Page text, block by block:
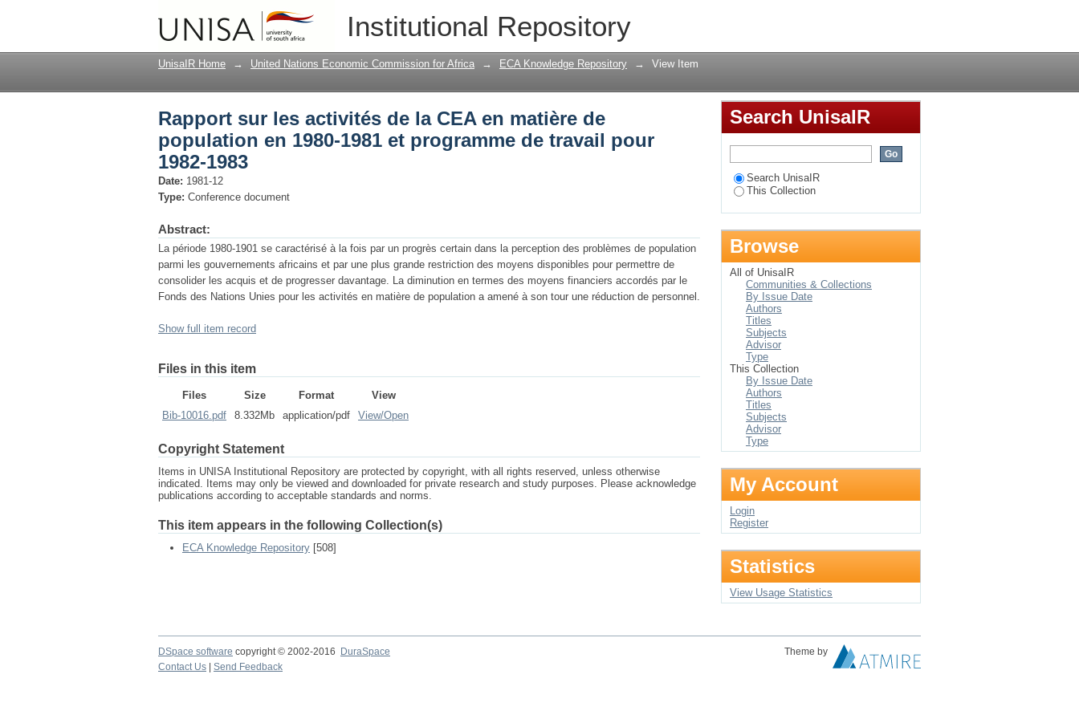
Institutional Repository
Rapport sur les activités de la CEA en matière de population en 1980-1981 et
programme de travail pour 1982-1983
UnisaIR Home → United Nations Economic Commission for Africa → ECA Knowledge Repository → View Item
Rapport sur les activités de la CEA en matière de
population en 1980-1981 et programme de travail pour
1982-1983
Date: 1981-12
Type: Conference document
Abstract:
La période 1980-1901 se caractérisé à la fois par un progrès certain dans la perception des problèmes de population
parmi les gouvernements africains et par une plus grande restriction des moyens disponibles pour permettre de
consolider les acquis et de progresser davantage. La diminution en termes des moyens financiers accordés par le
Fonds des Nations Unies pour les activités en matière de population a amené à son tour une réduction de personnel.
Show full item record
Files in this item
Files Size Format
View
Bib-10016.pdf
8.332Mb application/pdf View/Open
Copyright Statement
Items in UNISA Institutional Repository are protected by copyright, with all rights reserved, unless otherwise
indicated. Items may only be viewed and downloaded for private research and study purposes. Please acknowledge
publications according to acceptable standards and norms.
This item appears in the following Collection(s)
ECA Knowledge Repository [508]
Search UnisaIR
Search UnisaIR
This Collection
Browse
All of UnisaIR
Communities & Collections
By Issue Date
Authors
Titles
Subjects
Advisor
Type
This Collection
By Issue Date
Authors
Titles
Subjects
Advisor
Type
My Account
Login
Register
Statistics
View Usage Statistics
DSpace software copyright © 2002-2016 DuraSpace
Theme by
Contact Us
Send Feedback